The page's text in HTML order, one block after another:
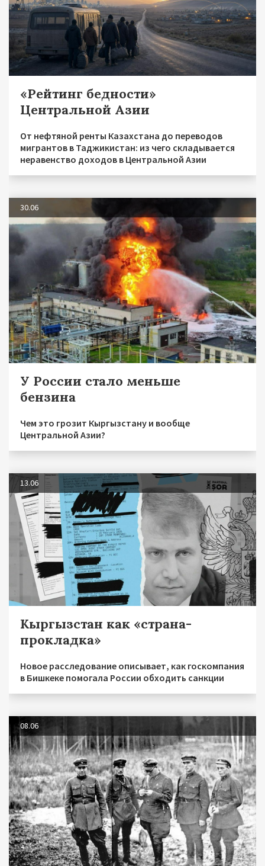
«Рейтинг бедности»
Центральной Азии
От нефтяной ренты Казахстана до переводов
мигрантов в Таджикистан: из чего складывается
неравенство доходов в Центральной Азии
30.06
У России стало меньше
бензина
Чем это грозит Кыргызстану и вообще
Центральной Азии?
13.06
Кыргызстан как «страна-
прокладка»
Новое расследование описывает, как госкомпания
в Бишкеке помогала России обходить санкции
08.06